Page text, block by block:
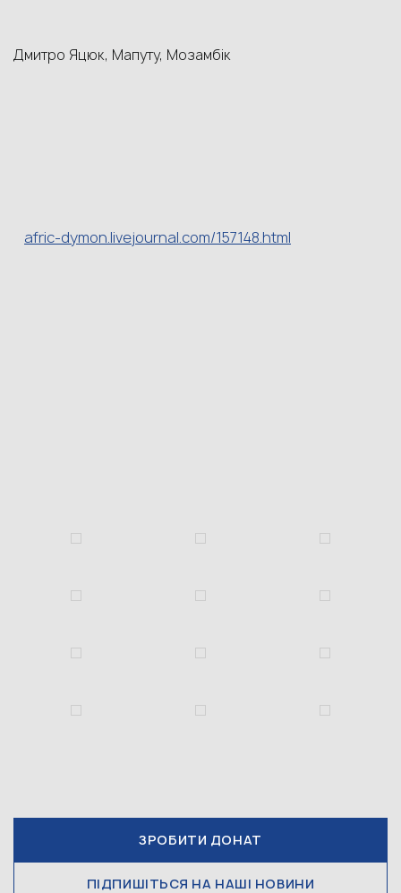
Дмитро Яцюк, Мапуту, Мозамбік
afric-dymon.livejournal.com/157148.html
ЗРОБИТИ ДОНАТ
ПІДПИШІТЬСЯ НА НАШІ НОВИНИ